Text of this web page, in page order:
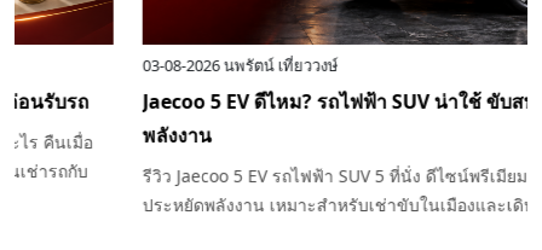
นพรัตน์ เที่ยววงษ์
เช่ารถต้องวางมัดจำเท่าไหร่ ทำไมต้องมีเงินมัดจำก่อนรับรถ
ไขข้อสงสัยเรื่องเงินมัดจำรถเช่า ต้องวางเท่าไหร่ ใช้เพื่ออะไร คืนเมื่อ
ไหร่ และกรณีใดที่อาจถูกหักเงินมัดจำ พร้อมคำแนะนำก่อนเช่ารถกับ
Exclusive Car Rental